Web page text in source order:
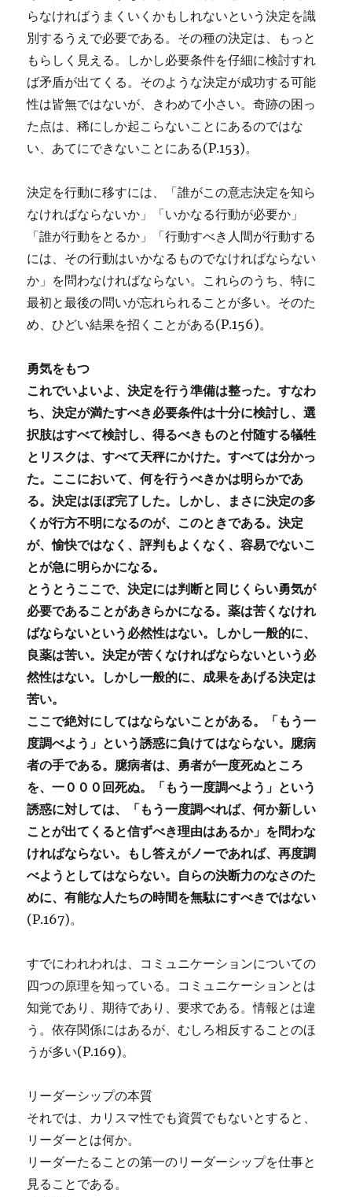
らなければうまくいくかもしれないという決定を識
別するうえで必要である。その種の決定は、もっと
もらしく見える。しかし必要条件を仔細に検討すれ
ば矛盾が出てくる。そのような決定が成功する可能
性は皆無ではないが、きわめて小さい。奇跡の困っ
た点は、稀にしか起こらないことにあるのではな
い、あてにできないことにある(P.153)。
決定を行動に移すには、「誰がこの意志決定を知ら
なければならないか」「いかなる行動が必要か」
「誰が行動をとるか」「行動すべき人間が行動する
には、その行動はいかなるものでなければならない
か」を問わなければならない。これらのうち、特に
最初と最後の問いが忘れられることが多い。そのた
め、ひどい結果を招くことがある(P.156)。
勇気をもつ
これでいよいよ、決定を行う準備は整った。すなわ
ち、決定が満たすべき必要条件は十分に検討し、選
択肢はすべて検討し、得るべきものと付随する犠牲
とリスクは、すべて天秤にかけた。すべては分かっ
た。ここにおいて、何を行うべきかは明らかであ
る。決定はほぼ完了した。しかし、まさに決定の多
くが行方不明になるのが、このときである。決定
が、愉快ではなく、評判もよくなく、容易でないこ
とが急に明らかになる。
とうとうここで、決定には判断と同じくらい勇気が
必要であることがあきらかになる。薬は苦くなけれ
ばならないという必然性はない。しかし一般的に、
良薬は苦い。決定が苦くなければならないという必
然性はない。しかし一般的に、成果をあげる決定は
苦い。
ここで絶対にしてはならないことがある。「もう一
度調べよう」という誘惑に負けてはならない。臆病
者の手である。臆病者は、勇者が一度死ぬところ
を、一０００回死ぬ。「もう一度調べよう」という
誘惑に対しては、「もう一度調べれば、何か新しい
ことが出てくると信ずべき理由はあるか」を問わな
ければならない。もし答えがノーであれば、再度調
べようとしてはならない。自らの決断力のなさのた
めに、有能な人たちの時間を無駄にすべきではない
(P.167)。
すでにわれわれは、コミュニケーションについての
四つの原理を知っている。コミュニケーションとは
知覚であり、期待であり、要求である。情報とは違
う。依存関係にはあるが、むしろ相反することのほ
うが多い(P.169)。
リーダーシップの本質
それでは、カリスマ性でも資質でもないとすると、
リーダーとは何か。
リーダーたることの第一のリーダーシップを仕事と
見ることである。